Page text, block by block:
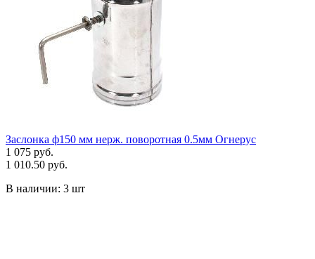
Заслонка ф150 мм нерж. поворотная 0.5мм Огнерус
1 075 руб.
1 010.50 руб.
В наличии: 3 шт